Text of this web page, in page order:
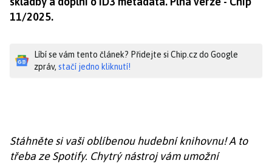
11/2025.
Líbí se vám tento článek? Přidejte si Chip.cz do Google
zpráv, stačí jedno kliknutí!
Stáhněte si vaši oblíbenou hudební knihovnu! A to
třeba ze Spotify. Chytrý nástroj vám umožní